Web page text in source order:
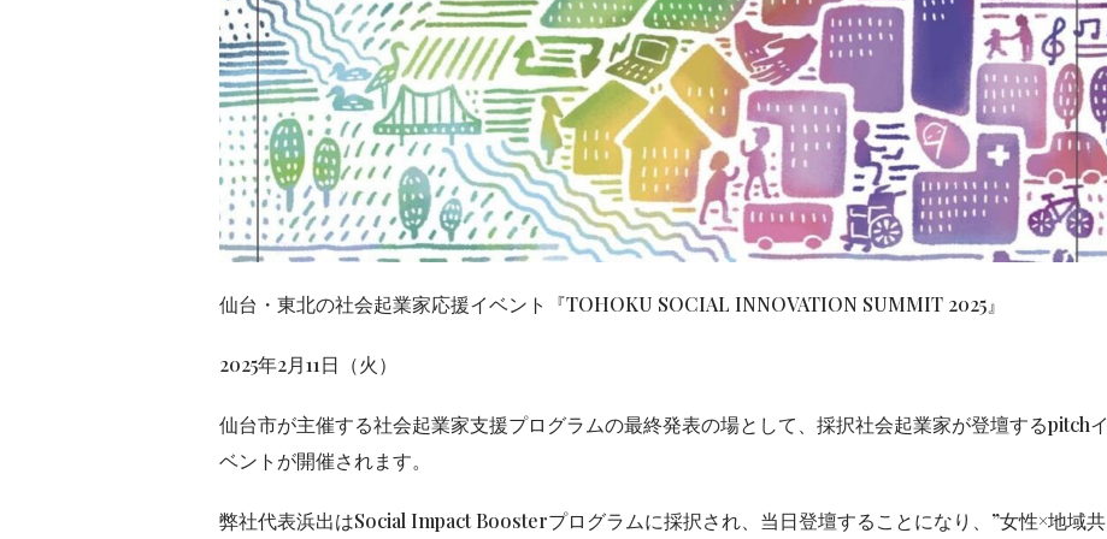
仙台・東北の社会起業家応援イベント『TOHOKU SOCIAL INNOVATION SUMMIT 2025』
2025年2月11日（火）
仙台市が主催する社会起業家支援プログラムの最終発表の場として、採択社会起業家が登壇するpitchイ
ベントが開催されます。
弊社代表浜出はSocial Impact Boosterプログラムに採択され、当日登壇することになり、”女性×地域共